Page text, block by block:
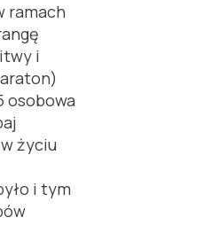
ramach
i
osobowa
życiu
i tym